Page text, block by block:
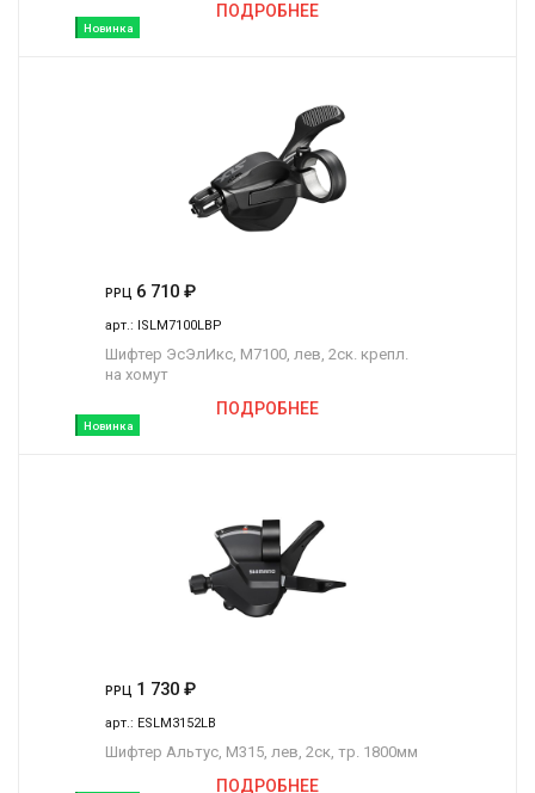
Новинка
ПОДРОБНЕЕ
Новинка
РРЦ 6 710 ₽
арт.: ISLM7100LBP
Шифтер ЭсЭлИкс, M7100, лев, 2ск. крепл.
на хомут
ПОДРОБНЕЕ
РРЦ 1 730 ₽
арт.: ESLM3152LB
Шифтер Альтус, M315, лев, 2ск, тр. 1800мм
ПОДРОБНЕЕ